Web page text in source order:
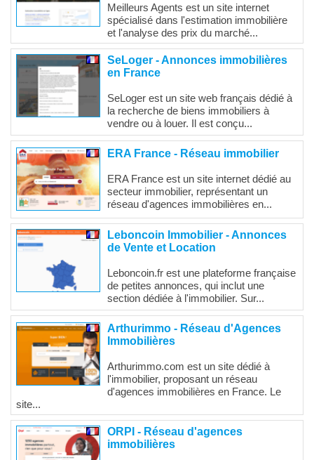
Meilleurs Agents est un site internet
spécialisé dans l'estimation immobilière
et l'analyse des prix du marché...
SeLoger - Annonces immobilières
en France
SeLoger est un site web français dédié à
la recherche de biens immobiliers à
vendre ou à louer. Il est conçu...
ERA France - Réseau immobilier
ERA France est un site internet dédié au
secteur immobilier, représentant un
réseau d'agences immobilières en...
Leboncoin Immobilier - Annonces
de Vente et Location
Leboncoin.fr est une plateforme française
de petites annonces, qui inclut une
section dédiée à l'immobilier. Sur...
Arthurimmo - Réseau d'Agences
Immobilières
Arthurimmo.com est un site dédié à
l'immobilier, proposant un réseau
d'agences immobilières en France. Le
site...
ORPI - Réseau d'agences
immobilières